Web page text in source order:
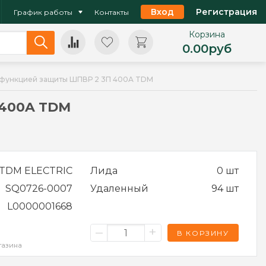
График работы Контакты Вход Регистрация
Корзина
0.00руб
защиты ШПВР 2 3П 400A TDM
TDM
ELECTRIC
SQ0726-0007
L0000001668
Лида
0 шт
Удаленный
94 шт
– + В КОРЗИНУ